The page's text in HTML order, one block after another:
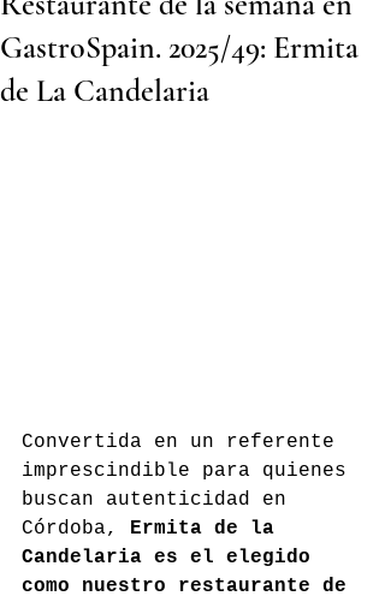
GastroSpain. 2025/49: Ermita
de La Candelaria
Convertida en un referente
imprescindible para quienes
buscan autenticidad en
Córdoba,
Ermita de la
Candelaria es el elegido
como nuestro restaurante de